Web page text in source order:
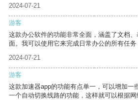
2024-07-21
游客
这款办公软件的功能非常全面，涵盖了文档
面。我可以使用它来完成日常办公的所有任务
2024-07-21
游客
这款加速器app的功能有点单一，可以增加一
一个自动切换线路的功能，这样就可以根据